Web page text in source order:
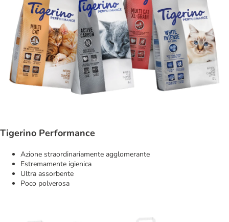
Tigerino Performance
Azione straordinariamente agglomerante
Estremamente igienica
Ultra assorbente
Poco polverosa